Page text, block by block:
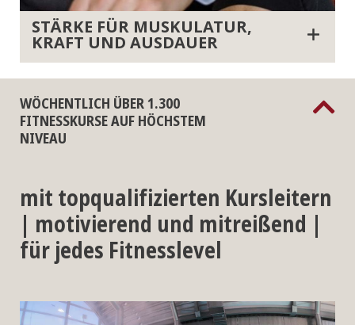
STÄRKE FÜR MUSKULATUR,
KRAFT UND AUSDAUER
WÖCHENTLICH ÜBER 1.300
FITNESSKURSE AUF HÖCHSTEM
NIVEAU
mit topqualifizierten Kursleitern
| motivierend und mitreißend |
für jedes Fitnesslevel